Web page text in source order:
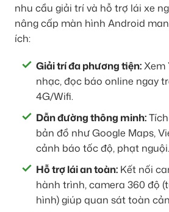
nhu cầu giải trí và hỗ trợ lái xe
nâng cấp màn hình Android
ích:
Giải trí đa phương tiện:Xem
nhạc, đọc báo online ngay
4G/Wifi.
Dẫn đường thông minh:
bản đồ như Google Maps,
cảnh báo tốc độ, phạt nguội.
Hỗ trợ lái an toàn: Kết nối
hành trình, camera 360 độ
hình) giúp quan sát toàn